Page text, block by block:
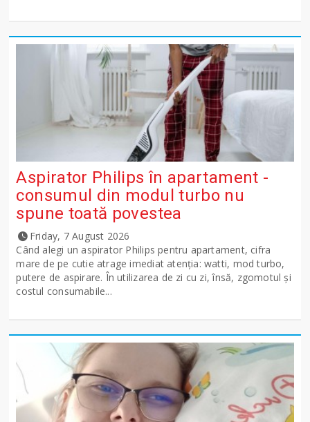
Aspirator Philips în apartament -
consumul din modul turbo nu
spune toată povestea
Friday, 7 August 2026
Când alegi un aspirator Philips pentru apartament, cifra
mare de pe cutie atrage imediat atenția: watti, mod turbo,
putere de aspirare. În utilizarea de zi cu zi, însă, zgomotul și
costul consumabile...